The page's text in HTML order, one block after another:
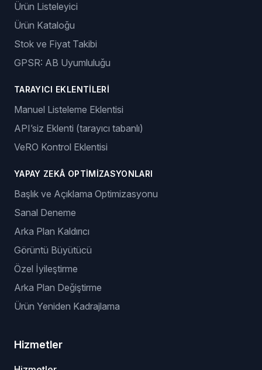
Ürün Listeleyici
Ürün Kataloğu
Stok ve Fiyat Takibi
GPSR: AB Uyumluluğu
TARAYICI EKLENTILERI
Manuel Listeleme Eklentisi
API’siz Eklenti (tarayıcı tabanlı)
VeRO Kontrol Eklentisi
YAPAY ZEKÂ OPTIMIZASYONLARI
Başlık ve Açıklama Optimizasyonu
Sanal Deneme
Arka Plan Kaldırıcı
Görüntü Büyütücü
Özel İyileştirme
Arka Plan Değiştirme
Ürün Yeniden Kadrajlama
Hizmetler